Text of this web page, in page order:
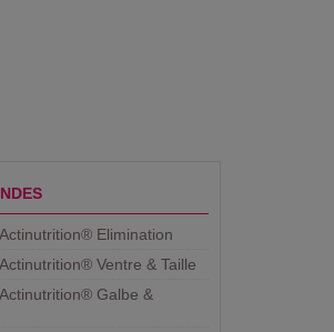
Elimination
Ventre & Taille
Galbe &